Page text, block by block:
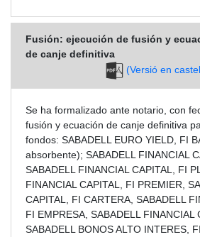
Fusión: ejecución de fusión y
de canje definitiva
(Versió en
Se ha formalizado ante notario, con
fusión y ecuación de canje definitiva
fondos: SABADELL EURO YIELD, FI
absorbente); SABADELL FINANCIAL
SABADELL FINANCIAL CAPITAL, FI
FINANCIAL CAPITAL, FI PREMIER,
CAPITAL, FI CARTERA, SABADELL
FI EMPRESA, SABADELL FINANCIAL
SABADELL BONOS ALTO INTERES,